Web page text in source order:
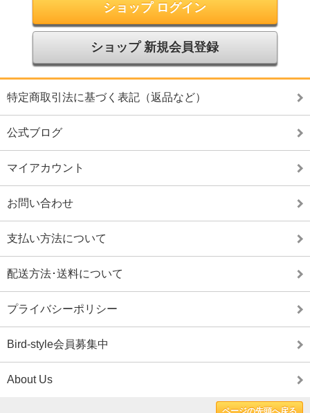
ショップ ログイン
ショップ 新規会員登録
特定商取引法に基づく表記（返品など）
公式ブログ
マイアカウント
お問い合わせ
支払い方法について
配送方法･送料について
プライバシーポリシー
Bird-style会員募集中
About Us
ページの先頭へ戻る